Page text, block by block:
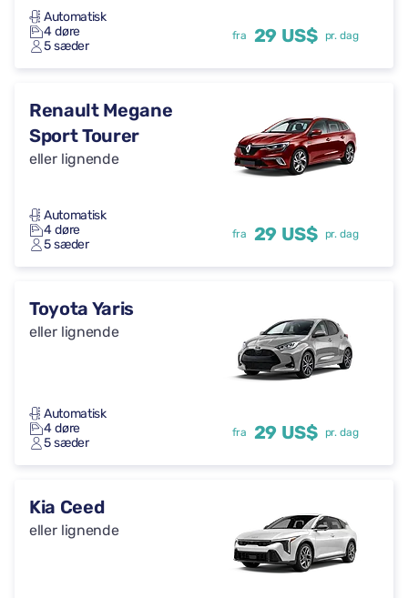
Automatisk
4 døre
5 sæder
fra 29 US$ pr. dag
Renault Megane
Sport Tourer
eller lignende
Automatisk
4 døre
5 sæder
fra 29 US$ pr. dag
Toyota Yaris
eller lignende
Automatisk
4 døre
5 sæder
fra 29 US$ pr. dag
Kia Ceed
eller lignende